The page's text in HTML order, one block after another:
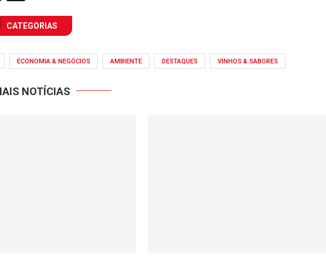
CATEGORIAS
ECONOMIA & NEGÓCIOS AMBIENTE DESTAQUES VINHOS & SABORES
NOTÍCIAS